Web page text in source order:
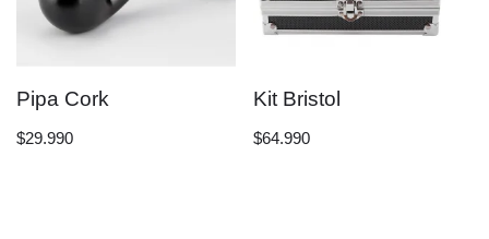
Pipa Cork
$29.990
Kit Bristol
$64.990